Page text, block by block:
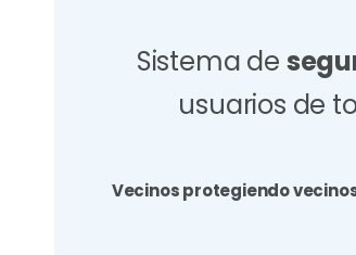
Sistema de
usuarios de
Vecinos protegiendo